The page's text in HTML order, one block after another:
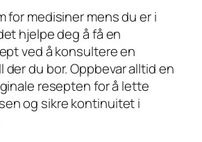
for medisiner mens du er i
hjelpe deg å få en
ved å konsultere en
du bor. Oppbevar alltid en
resepten for å lette
og sikre kontinuitet i